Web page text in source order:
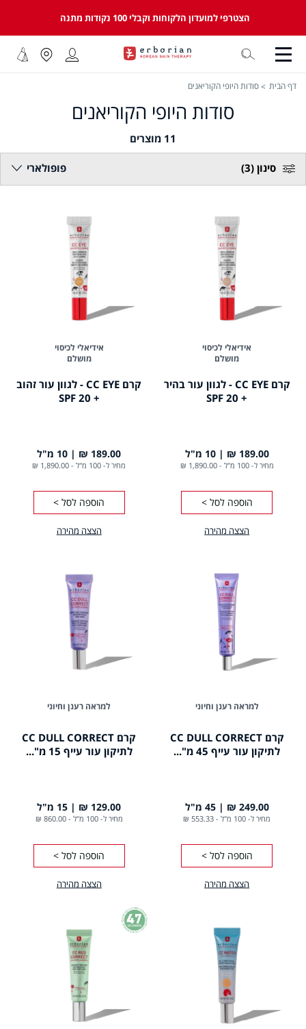
הצטרפי למועדון הלקוחות וקבלי 100 נקודות מתנה
דף הבית סודות היופי הקוריאנים
סודות היופי הקוריאנים
11 מוצרים
סינון (3) פופולארי
אידיאלי לכיסוי
מושלם
קרם CC EYE - לגוון עור בהיר
+ 20 SPF
הצצה מהירה
189.00 ₪ 10 מ"ל
מחיר ל- 100 מ"ל -
1,890.00 ₪
הוספה לסל >
אידיאלי לכיסוי
מושלם
קרם CC EYE - לגוון עור זהוב
+ 20 SPF
הצצה מהירה
189.00 ₪ 10 מ"ל
מחיר ל- 100 מ"ל -
1,890.00 ₪
הוספה לסל >
למראה רענן וחיוני
קרם CC DULL CORRECT
לתיקון עור עייף 45 מ"...
הצצה מהירה
249.00 ₪ 45 מ"ל
מחיר ל- 100 מ"ל -
553.33 ₪
הוספה לסל >
למראה רענן וחיוני
קרם CC DULL CORRECT
לתיקון עור עייף 15 מ"...
הצצה מהירה
129.00 ₪ 15 מ"ל
מחיר ל- 100 מ"ל -
860.00 ₪
הוספה לסל >